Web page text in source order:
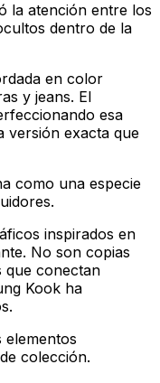
la atención entre los
dentro de la
en color
y jeans. El
esa
versión exacta que
como una especie
inspirados en
No son copias
que conectan
Kook ha
elementos
colección.